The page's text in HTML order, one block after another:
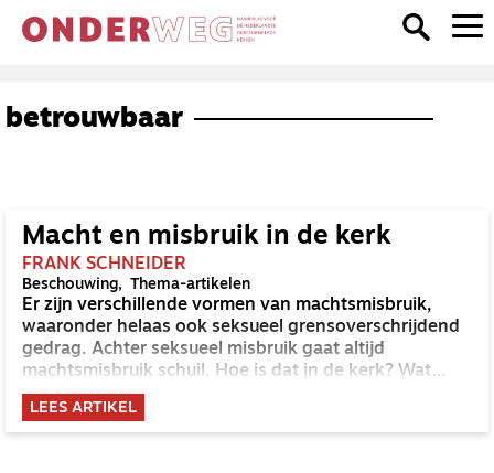
betrouwbaar
Macht en misbruik in de kerk
FRANK SCHNEIDER
Beschouwing Thema-artikelen
Er zijn verschillende vormen van machtsmisbruik,
waaronder helaas ook seksueel grensoverschrijdend
gedrag. Achter seksueel misbruik gaat altijd
machtsmisbruik schuil. Hoe is dat in de kerk? Wat
hebben macht en geloof eigenlijk met elkaar te
maken?
LEES ARTIKEL